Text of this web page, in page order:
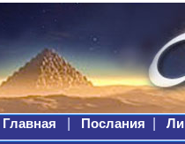
Главная Послания